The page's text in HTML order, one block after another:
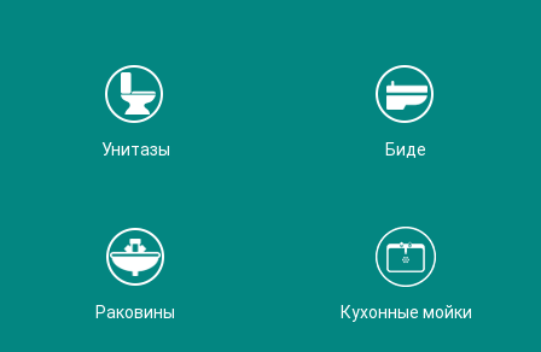
Унитазы Биде
Раковины Кухонные мойки